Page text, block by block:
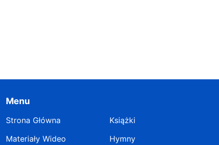
Menu
Strona Główna
Książki
Materiały Wideo
Hymny